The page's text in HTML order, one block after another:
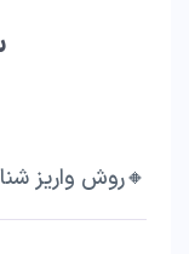
🔸روش واریز